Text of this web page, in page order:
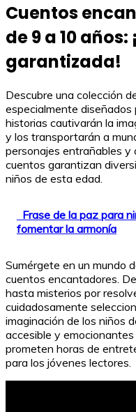
Cuentos
de 9 a 10
garantizada!
Descubre una colección
especialmente
historias cautivarán la
y los transportarán a
personajes entrañables
cuentos garantizan
niños de esta edad.
Frase de la paz para
fomentar la armonía
Sumérgete en un mundo
cuentos encantadores.
hasta misterios por
cuidadosamente
imaginación de los niños
accesible y
prometen horas de
para los jóvenes lectores.